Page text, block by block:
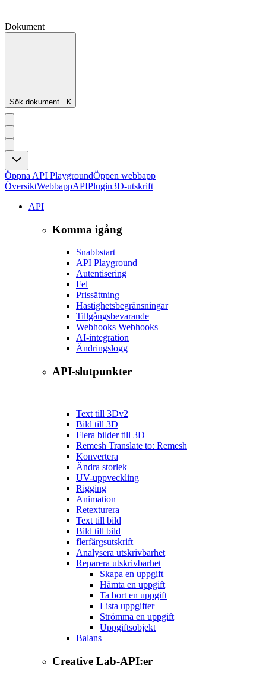
Dokument
Sök dokument...K
Öppna API PlaygroundÖppen webbapp
ÖversiktWebbappAPIPlugin3D-utskrift
API
Komma igång
Snabbstart
API Playground
Autentisering
Fel
Prissättning
Hastighetsbegränsningar
Tillgångsbevarande
Webhooks Webhooks
AI-integration
Ändringslogg
API-slutpunkter
Text till 3Dv2
Bild till 3D
Flera bilder till 3D
Remesh Translate to: Remesh
Konvertera
Ändra storlek
UV-uppveckling
Rigging
Animation
Retexturera
Text till bild
Bild till bild
flerfärgsutskrift
Analysera utskrivbarhet
Reparera utskrivbarhet
Skapa en uppgift
Hämta en uppgift
Ta bort en uppgift
Lista uppgifter
Strömma en uppgift
Uppgiftsobjekt
Balans
Creative Lab-API:er